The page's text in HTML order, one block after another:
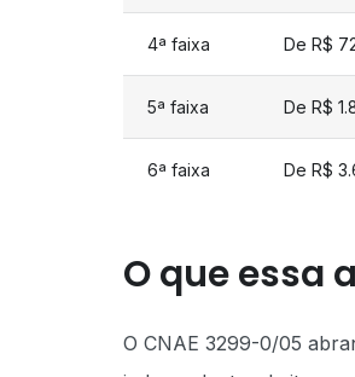
4ª faixa De R$
5ª faixa De R$
6ª faixa De R$
O que essa
O CNAE 3299-0/05